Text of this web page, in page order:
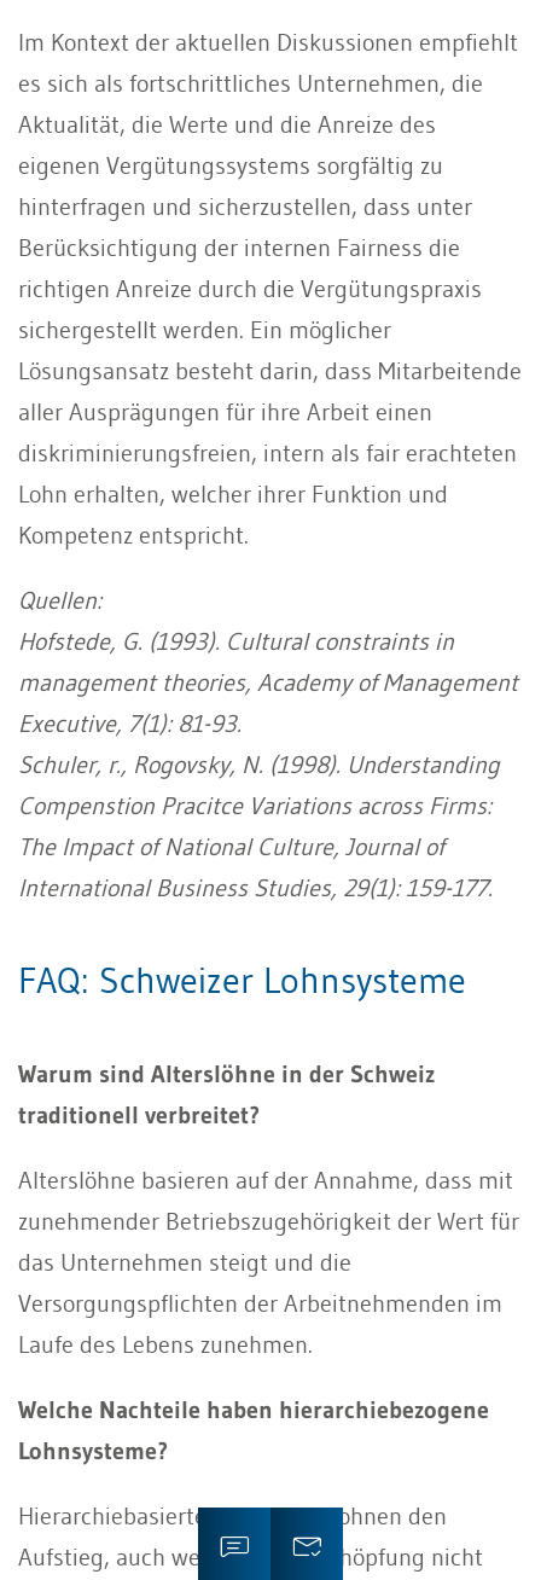
Im Kontext der aktuellen Diskussionen empfiehlt
es sich als fortschrittliches Unternehmen, die
Aktualität, die Werte und die Anreize des
eigenen Vergütungssystems sorgfältig zu
hinterfragen und sicherzustellen, dass unter
Berücksichtigung der internen Fairness die
richtigen Anreize durch die Vergütungspraxis
sichergestellt werden. Ein möglicher
Lösungsansatz besteht darin, dass Mitarbeitende
aller Ausprägungen für ihre Arbeit einen
diskriminierungsfreien, intern als fair erachteten
Lohn erhalten, welcher ihrer Funktion und
Kompetenz entspricht.
Quellen:
Hofstede, G. (1993). Cultural constraints in
management theories, Academy of Management
Executive, 7(1): 81-93.
Schuler, r., Rogovsky, N. (1998). Understanding
Compenstion Pracitce Variations across Firms:
The Impact of National Culture, Journal of
International Business Studies, 29(1): 159-177.
FAQ: Schweizer Lohnsysteme
Warum sind Alterslöhne in der Schweiz
traditionell verbreitet?
Alterslöhne basieren auf der Annahme, dass mit
zunehmender Betriebszugehörigkeit der Wert für
das Unternehmen steigt und die
Versorgungspflichten der Arbeitnehmenden im
Laufe des Lebens zunehmen.
Welche Nachteile haben hierarchiebezogene
Lohnsysteme?
Hierarchiebasierte Systeme belohnen den
Aufstieg, auch wenn die Wertschöpfung nicht